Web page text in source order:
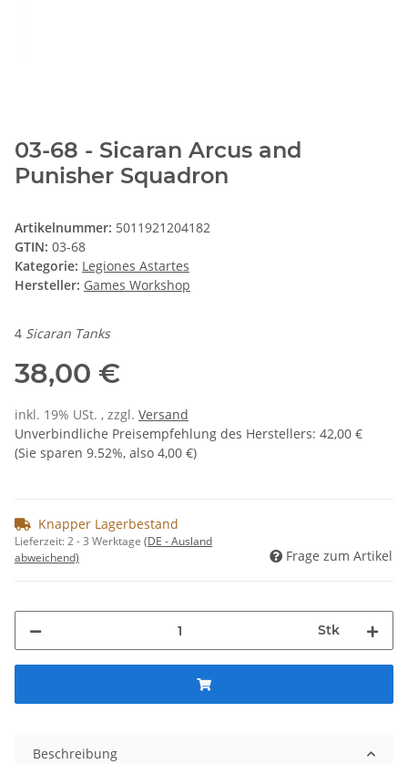
03-68 - Sicaran Arcus and
Punisher Squadron
Artikelnummer: 5011921204182
GTIN: 03-68
Kategorie: Legiones Astartes
Hersteller: Games Workshop
4 Sicaran Tanks
38,00 €
inkl. 19% USt. , zzgl. Versand
Unverbindliche Preisempfehlung des Herstellers: 42,00 €
(Sie sparen 9.52%, also 4,00 €)
Knapper Lagerbestand
Lieferzeit:2 - 3 Werktage (DE - Ausland
abweichend)
Frage zum Artikel
Stk
Beschreibung